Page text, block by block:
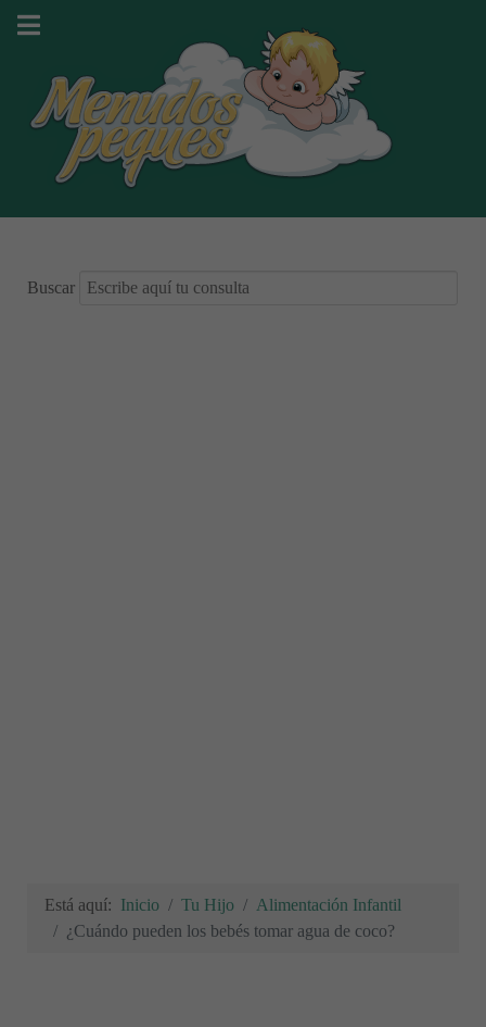
Buscar
Está aquí: Inicio Tu Hijo
Alimentación Infantil
¿Cuándo pueden los bebés tomar agua de coco?